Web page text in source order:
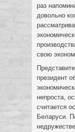
раз
довольно
свою
президент
непроста,
считается
Беларуси.